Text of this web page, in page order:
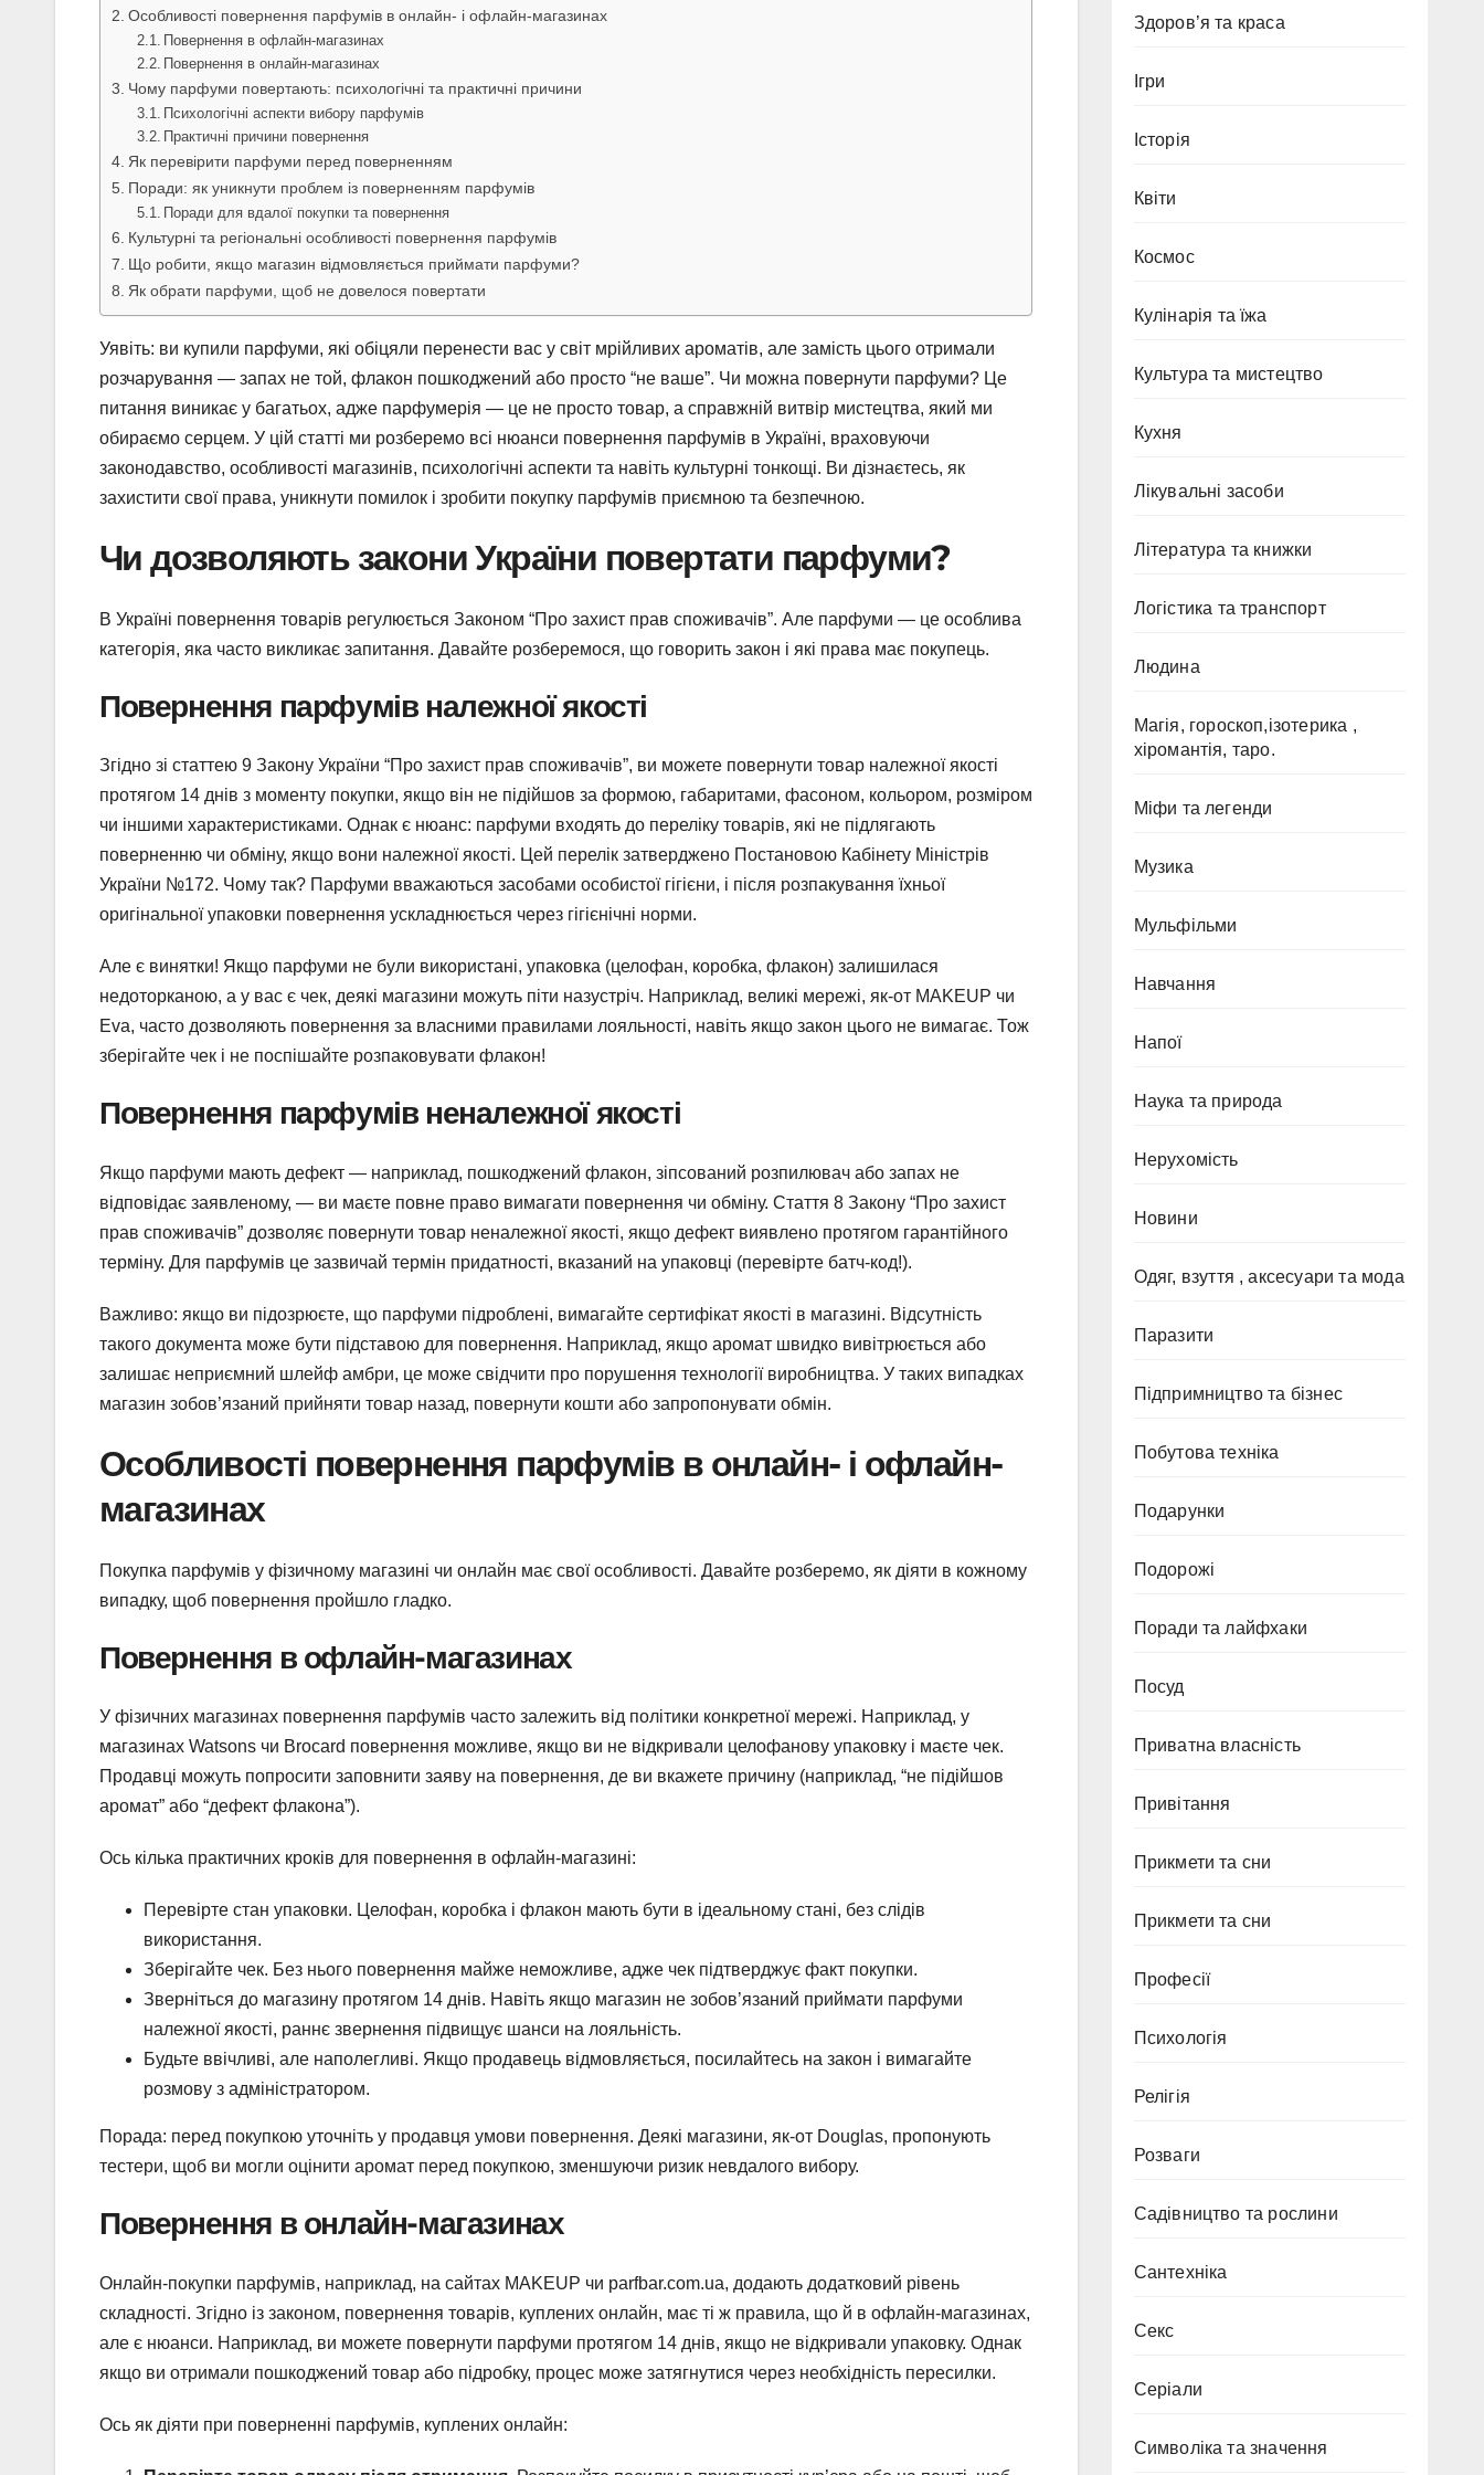
Особливості повернення парфумів в онлайн- і офлайн-магазинах
Повернення в офлайн-магазинах
Повернення в онлайн-магазинах
Чому парфуми повертають: психологічні та практичні причини
Психологічні аспекти вибору парфумів
Практичні причини повернення
Як перевірити парфуми перед поверненням
Поради: як уникнути проблем із поверненням парфумів
Поради для вдалої покупки та повернення
Культурні та регіональні особливості повернення парфумів
Що робити, якщо магазин відмовляється приймати парфуми?
Як обрати парфуми, щоб не довелося повертати
Уявіть: ви купили парфуми, які обіцяли перенести вас у світ мрійливих ароматів, але замість цього отримали
розчарування — запах не той, флакон пошкоджений або просто “не ваше”. Чи можна повернути парфуми? Це
питання виникає у багатьох, адже парфумерія — це не просто товар, а справжній витвір мистецтва, який ми
обираємо серцем. У цій статті ми розберемо всі нюанси повернення парфумів в Україні, враховуючи
законодавство, особливості магазинів, психологічні аспекти та навіть культурні тонкощі. Ви дізнаєтесь, як
захистити свої права, уникнути помилок і зробити покупку парфумів приємною та безпечною.
Чи дозволяють закони України повертати парфуми?
В Україні повернення товарів регулюється Законом “Про захист прав споживачів”. Але парфуми — це особлива
категорія, яка часто викликає запитання. Давайте розберемося, що говорить закон і які права має покупець.
Повернення парфумів належної якості
Згідно зі статтею 9 Закону України “Про захист прав споживачів”, ви можете повернути товар належної якості
протягом 14 днів з моменту покупки, якщо він не підійшов за формою, габаритами, фасоном, кольором, розміром
чи іншими характеристиками. Однак є нюанс: парфуми входять до переліку товарів, які не підлягають
поверненню чи обміну, якщо вони належної якості. Цей перелік затверджено Постановою Кабінету Міністрів
України №172. Чому так? Парфуми вважаються засобами особистої гігієни, і після розпакування їхньої
оригінальної упаковки повернення ускладнюється через гігієнічні норми.
Але є винятки! Якщо парфуми не були використані, упаковка (целофан, коробка, флакон) залишилася
недоторканою, а у вас є чек, деякі магазини можуть піти назустріч. Наприклад, великі мережі, як-от MAKEUP чи
Eva, часто дозволяють повернення за власними правилами лояльності, навіть якщо закон цього не вимагає. Тож
зберігайте чек і не поспішайте розпаковувати флакон!
Повернення парфумів неналежної якості
Якщо парфуми мають дефект — наприклад, пошкоджений флакон, зіпсований розпилювач або запах не
відповідає заявленому, — ви маєте повне право вимагати повернення чи обміну. Стаття 8 Закону “Про захист
прав споживачів” дозволяє повернути товар неналежної якості, якщо дефект виявлено протягом гарантійного
терміну. Для парфумів це зазвичай термін придатності, вказаний на упаковці (перевірте батч-код!).
Важливо: якщо ви підозрюєте, що парфуми підроблені, вимагайте сертифікат якості в магазині. Відсутність
такого документа може бути підставою для повернення. Наприклад, якщо аромат швидко вивітрюється або
залишає неприємний шлейф амбри, це може свідчити про порушення технології виробництва. У таких випадках
магазин зобов’язаний прийняти товар назад, повернути кошти або запропонувати обмін.
Особливості повернення парфумів в онлайн- і офлайн-
магазинах
Покупка парфумів у фізичному магазині чи онлайн має свої особливості. Давайте розберемо, як діяти в кожному
випадку, щоб повернення пройшло гладко.
Повернення в офлайн-магазинах
У фізичних магазинах повернення парфумів часто залежить від політики конкретної мережі. Наприклад, у
магазинах Watsons чи Brocard повернення можливе, якщо ви не відкривали целофанову упаковку і маєте чек.
Продавці можуть попросити заповнити заяву на повернення, де ви вкажете причину (наприклад, “не підійшов
аромат” або “дефект флакона”).
Ось кілька практичних кроків для повернення в офлайн-магазині:
Перевірте стан упаковки. Целофан, коробка і флакон мають бути в ідеальному стані, без слідів
використання.
Зберігайте чек. Без нього повернення майже неможливе, адже чек підтверджує факт покупки.
Зверніться до магазину протягом 14 днів. Навіть якщо магазин не зобов’язаний приймати парфуми
належної якості, раннє звернення підвищує шанси на лояльність.
Будьте ввічливі, але наполегливі. Якщо продавець відмовляється, посилайтесь на закон і вимагайте
розмову з адміністратором.
Порада: перед покупкою уточніть у продавця умови повернення. Деякі магазини, як-от Douglas, пропонують
тестери, щоб ви могли оцінити аромат перед покупкою, зменшуючи ризик невдалого вибору.
Повернення в онлайн-магазинах
Онлайн-покупки парфумів, наприклад, на сайтах MAKEUP чи parfbar.com.ua, додають додатковий рівень
складності. Згідно із законом, повернення товарів, куплених онлайн, має ті ж правила, що й в офлайн-магазинах,
але є нюанси. Наприклад, ви можете повернути парфуми протягом 14 днів, якщо не відкривали упаковку. Однак
якщо ви отримали пошкоджений товар або підробку, процес може затягнутися через необхідність пересилки.
Ось як діяти при поверненні парфумів, куплених онлайн:
Здоров’я та краса
Ігри
Історія
Квіти
Космос
Кулінарія та їжа
Культура та мистецтво
Кухня
Лікувальні засоби
Література та книжки
Логістика та транспорт
Людина
Магія, гороскоп,ізотерика ,
хіромантія, таро.
Міфи та легенди
Музика
Мульфільми
Навчання
Напої
Наука та природа
Нерухомість
Новини
Одяг, взуття , аксесуари та мода
Паразити
Підпримництво та бізнес
Побутова техніка
Подарунки
Подорожі
Поради та лайфхаки
Посуд
Приватна власність
Привітання
Прикмети та сни
Прикмети та сни
Професії
Психологія
Релігія
Розваги
Садівництво та рослини
Сантехніка
Секс
Серіали
Символіка та значення